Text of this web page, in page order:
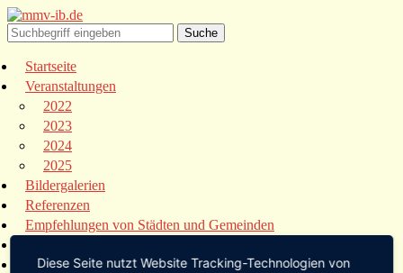
Startseite
Veranstaltungen
2022
2023
2024
2025
Bildergalerien
Referenzen
Empfehlungen von Städten und Gemeinden
Links
Diese Seite nutzt Website Tracking-Technologien von